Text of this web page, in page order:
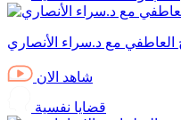
العاطفي مع د.سراء الأنصاري
شاهد الان
قضايا نفسية